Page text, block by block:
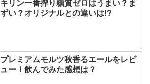
キリン一番搾り糖質ゼロはうまい？ま
ずい？オリジナルとの違いは!?
プレミアムモルツ秋香るエールをレビ
ュー！飲んでみた感想は？